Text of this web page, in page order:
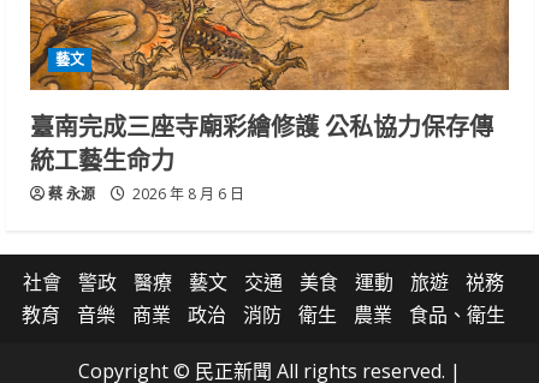
藝文
臺南完成三座寺廟彩繪修護 公私協力保存傳
統工藝生命力
蔡 永源 2026 年 8 月 6 日
社會 警政 醫療 藝文 交通 美食 運動 旅遊
祱務
教育
音樂 商業 政治 消防 衛生 農業 食品、衛生
Copyright © 民正新聞 All rights reserved. |